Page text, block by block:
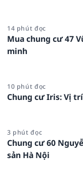
14 phút đọc
Mua chung cư 47
minh
10 phút đọc
Chung cư Iris: Vị
3 phút đọc
Chung cư 60
sản Hà Nội